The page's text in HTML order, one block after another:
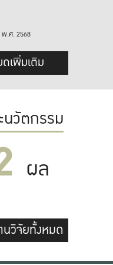
.ศ. 2568
ดเพิ่มเติม
นวัตกรรม
ผล
นวิจัยทั้งหมด